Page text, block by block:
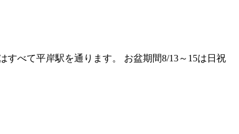
べて平岸駅を通ります。 お盆期間8/13～15は日祝